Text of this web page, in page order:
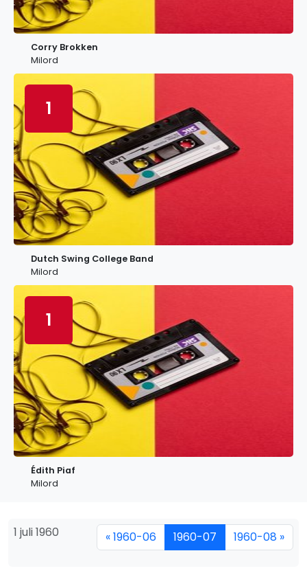
Corry Brokken
Milord
1
Dutch Swing College Band
Milord
1
Édith Piaf
Milord
1 juli 1960 « 1960-06 1960-07 1960-08 »